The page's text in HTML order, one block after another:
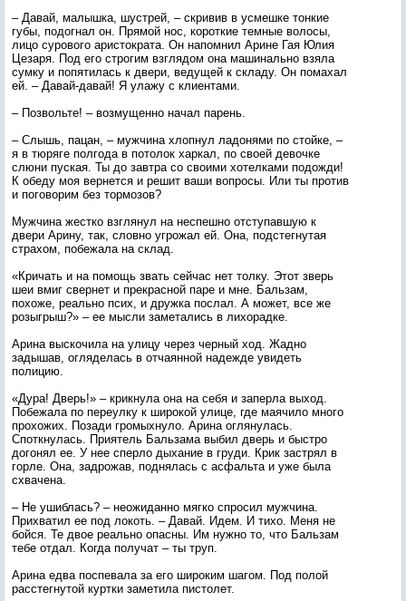
– Давай, малышка, шустрей, – скривив в усмешке тонкие
губы, подогнал он. Прямой нос, короткие темные волосы,
лицо сурового аристократа. Он напомнил Арине Гая Юлия
Цезаря. Под его строгим взглядом она машинально взяла
сумку и попятилась к двери, ведущей к складу. Он помахал
ей. – Давай-давай! Я улажу с клиентами.
– Позвольте! – возмущенно начал парень.
– Слышь, пацан, – мужчина хлопнул ладонями по стойке, –
я в тюряге полгода в потолок харкал, по своей девочке
слюни пуская. Ты до завтра со своими хотелками подожди!
К обеду моя вернется и решит ваши вопросы. Или ты против
и поговорим без тормозов?
Мужчина жестко взглянул на неспешно отступавшую к
двери Арину, так, словно угрожал ей. Она, подстегнутая
страхом, побежала на склад.
«Кричать и на помощь звать сейчас нет толку. Этот зверь
шеи вмиг свернет и прекрасной паре и мне. Бальзам,
похоже, реально псих, и дружка послал. А может, все же
розыгрыш?» – ее мысли заметались в лихорадке.
Арина выскочила на улицу через черный ход. Жадно
задышав, огляделась в отчаянной надежде увидеть
полицию.
«Дура! Дверь!» – крикнула она на себя и заперла выход.
Побежала по переулку к широкой улице, где маячило много
прохожих. Позади громыхнуло. Арина оглянулась.
Споткнулась. Приятель Бальзама выбил дверь и быстро
догонял ее. У нее сперло дыхание в груди. Крик застрял в
горле. Она, задрожав, поднялась с асфальта и уже была
схвачена.
– Не ушиблась? – неожиданно мягко спросил мужчина.
Прихватил ее под локоть. – Давай. Идем. И тихо. Меня не
бойся. Те двое реально опасны. Им нужно то, что Бальзам
тебе отдал. Когда получат – ты труп.
Арина едва поспевала за его широким шагом. Под полой
расстегнутой куртки заметила пистолет.